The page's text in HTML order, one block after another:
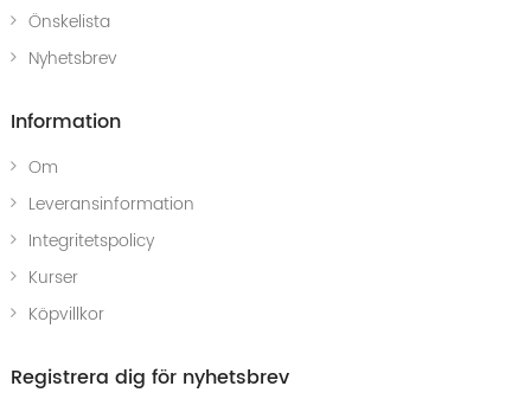
Önskelista
Nyhetsbrev
Information
Om
Leveransinformation
Integritetspolicy
Kurser
Köpvillkor
Registrera dig för nyhetsbrev